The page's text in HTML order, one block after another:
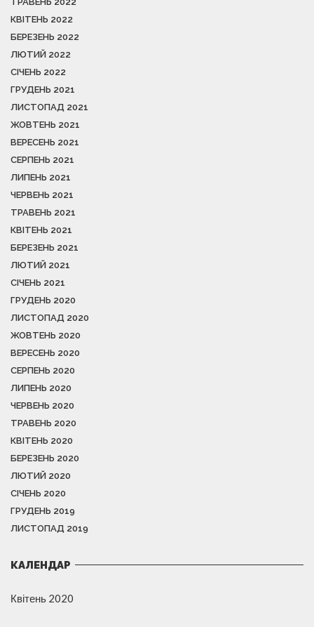
КВІТЕНЬ 2022
БЕРЕЗЕНЬ 2022
ЛЮТИЙ 2022
СІЧЕНЬ 2022
ГРУДЕНЬ 2021
ЛИСТОПАД 2021
ЖОВТЕНЬ 2021
ВЕРЕСЕНЬ 2021
СЕРПЕНЬ 2021
ЛИПЕНЬ 2021
ЧЕРВЕНЬ 2021
ТРАВЕНЬ 2021
КВІТЕНЬ 2021
БЕРЕЗЕНЬ 2021
ЛЮТИЙ 2021
СІЧЕНЬ 2021
ГРУДЕНЬ 2020
ЛИСТОПАД 2020
ЖОВТЕНЬ 2020
ВЕРЕСЕНЬ 2020
СЕРПЕНЬ 2020
ЛИПЕНЬ 2020
ЧЕРВЕНЬ 2020
ТРАВЕНЬ 2020
КВІТЕНЬ 2020
БЕРЕЗЕНЬ 2020
ЛЮТИЙ 2020
СІЧЕНЬ 2020
ГРУДЕНЬ 2019
ЛИСТОПАД 2019
КАЛЕНДАР
Квітень 2020